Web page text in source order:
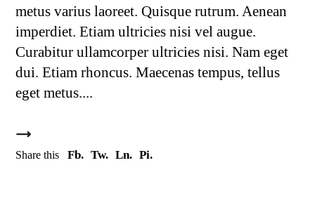
metus varius laoreet. Quisque rutrum. Aenean
imperdiet. Etiam ultricies nisi vel augue.
Curabitur ullamcorper ultricies nisi. Nam eget
dui. Etiam rhoncus. Maecenas tempus, tellus
eget metus.
Share this Fb. Tw. Ln. Pi.